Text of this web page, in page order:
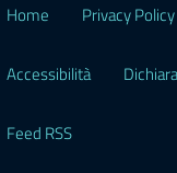
Home Privacy Policy
Accessibilità
Feed RSS